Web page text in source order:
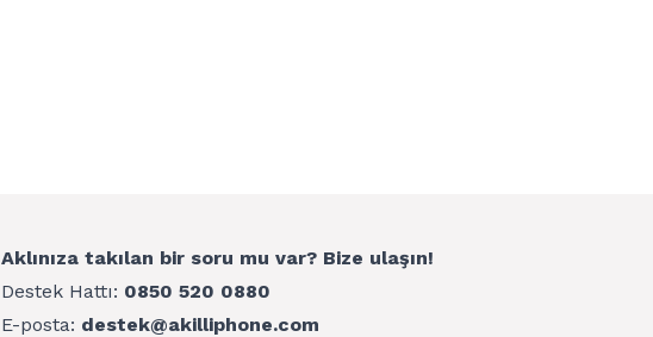
Aklınıza takılan bir soru mu var? Bize ulaşın!
Destek Hattı: 0850 520 0880
E-posta: destek@akilliphone.com